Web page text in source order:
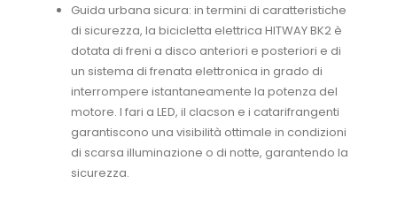
Guida urbana sicura: in termini di caratteristiche
di sicurezza, la bicicletta elettrica HITWAY BK2 è
dotata di freni a disco anteriori e posteriori e di
un sistema di frenata elettronica in grado di
interrompere istantaneamente la potenza del
motore. I fari a LED, il clacson e i catarifrangenti
garantiscono una visibilità ottimale in condizioni
di scarsa illuminazione o di notte, garantendo la
sicurezza.